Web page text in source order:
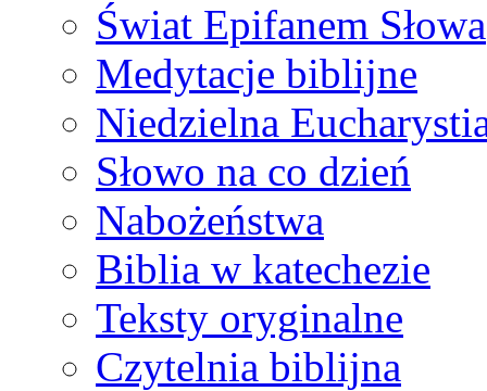
Świat Epifanem Słowa
Medytacje biblijne
Niedzielna
Słowo na co dzień
Nabożeństwa
Biblia w katechezie
Teksty oryginalne
Czytelnia biblijna